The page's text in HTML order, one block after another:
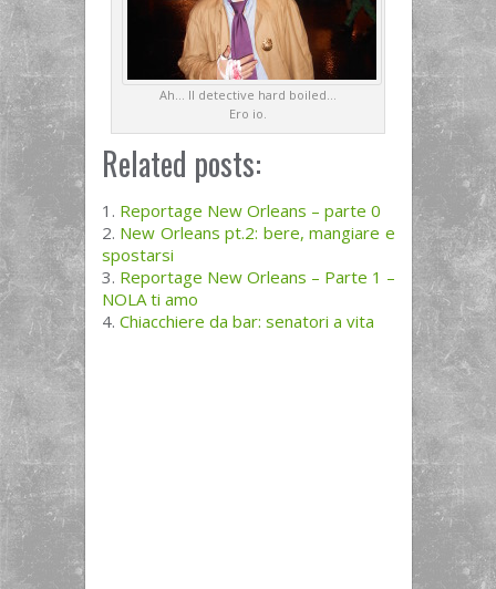
Ah… Il detective hard boiled…
Ero io.
Related posts:
Reportage New Orleans – parte 0
New Orleans pt.2: bere, mangiare e
spostarsi
Reportage New Orleans – Parte 1 –
NOLA ti amo
Chiacchiere da bar: senatori a vita